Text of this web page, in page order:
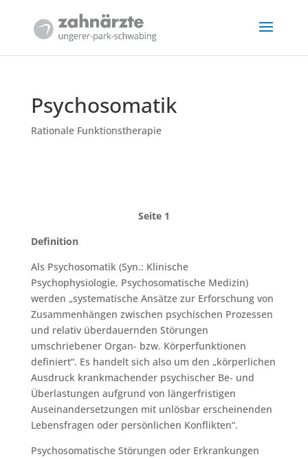
Psychosomatik
Rationale Funktionstherapie
Seite 1
Definition
Als Psychosomatik (Syn.: Klinische
Psychophysiologie, Psychosomatische Medizin)
werden „systematische Ansätze zur Erforschung von
Zusammenhängen zwischen psychischen Prozessen
und relativ überdauernden Störungen
umschriebener Organ- bzw. Körperfunktionen
definiert“. Es handelt sich also um den „körperlichen
Ausdruck krankmachender psychischer Be- und
Überlastungen aufgrund von längerfristigen
Auseinandersetzungen mit unlösbar erscheinenden
Lebensfragen oder persönlichen Konflikten“.
Psychosomatische Störungen oder Erkrankungen